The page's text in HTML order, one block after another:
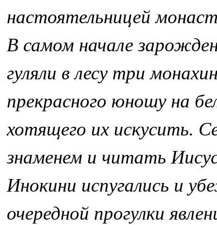
настоятельницей
В самом начале
гуляли в лесу три
прекрасного юношу на
хотящего их искусить.
знаменем и читать
Инокини испугались и
очередной прогулки